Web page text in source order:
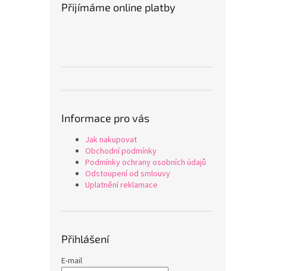
Přijímáme online platby
Informace pro vás
Jak nakupovat
Obchodní podmínky
Podmínky ochrany osobních údajů
Odstoupení od smlouvy
Uplatnění reklamace
Přihlášení
E-mail